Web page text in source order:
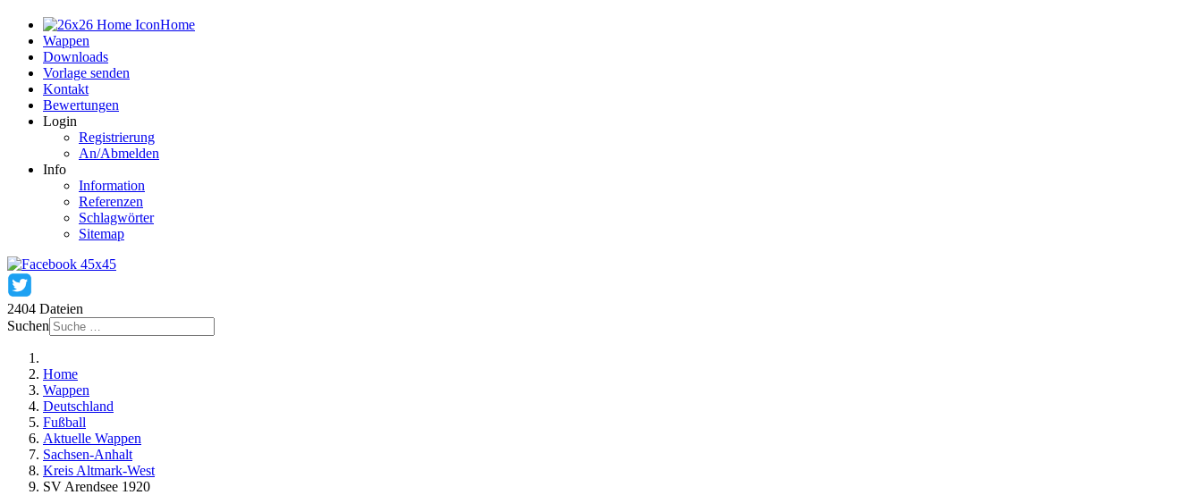
Home
Wappen
Downloads
Vorlage senden
Kontakt
Bewertungen
Login
Registrierung
An/Abmelden
Info
Information
Referenzen
Schlagwörter
Sitemap
2404 Dateien
Suchen
Home
Wappen
Deutschland
Fußball
Aktuelle Wappen
Sachsen-Anhalt
Kreis Altmark-West
SV Arendsee 1920